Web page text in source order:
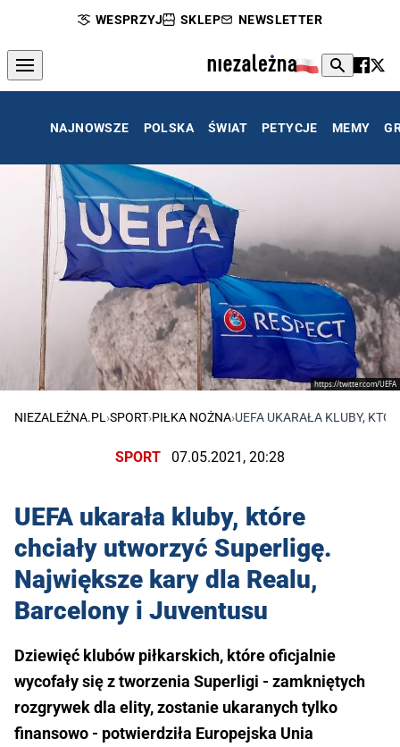
WESPRZYJ SKLEP NEWSLETTER
NAJNOWSZE POLSKA ŚWIAT PETYCJE MEMY
https://twitter.com/UEFA
NIEZALEŻNA.PL ›SPORT›PIŁKA NOŻNA›UEFA UKARAŁA KLUBY,
SPORT 07.05.2021, 20:28
UEFA ukarała kluby, które
chciały utworzyć Superligę.
Największe kary dla Realu,
Barcelony i Juventusu
Dziewięć klubów piłkarskich, które oficjalnie
wycofały się z tworzenia Superligi - zamkniętych
rozgrywek dla elity, zostanie ukaranych tylko
finansowo - potwierdziła Europejska Unia